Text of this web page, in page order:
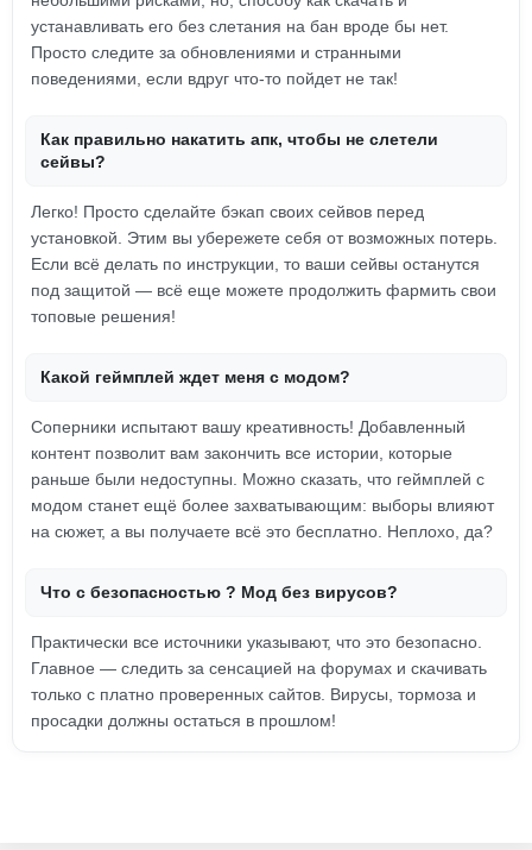
устанавливать его без слетания на бан вроде бы нет.
Просто следите за обновлениями и странными
поведениями, если вдруг что-то пойдет не так!
Как правильно накатить апк, чтобы не слетели
сейвы?
Легко! Просто сделайте бэкап своих сейвов перед
установкой. Этим вы убережете себя от возможных потерь.
Если всё делать по инструкции, то ваши сейвы останутся
под защитой — всё еще можете продолжить фармить свои
топовые решения!
Какой геймплей ждет меня с модом?
Соперники испытают вашу креативность! Добавленный
контент позволит вам закончить все истории, которые
раньше были недоступны. Можно сказать, что геймплей с
модом станет ещё более захватывающим: выборы влияют
на сюжет, а вы получаете всё это бесплатно. Неплохо, да?
Что с безопасностью ? Мод без вирусов?
Практически все источники указывают, что это безопасно.
Главное — следить за сенсацией на форумах и скачивать
только с платно проверенных сайтов. Вирусы, тормоза и
просадки должны остаться в прошлом!